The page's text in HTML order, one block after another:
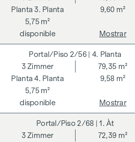
Advertimos que existe una estrecha
económica entre el agente y el
El agente actúa como doble
3. Planta
9,60 m²
5,75 m²
disponible Mostrar
2/56 | 4. Planta
4. Planta
3Zimmer
79,35 m²
9,58 m²
5,75 m²
disponible Mostrar
2/68 | 1. Àt
3Zimmer
72,39 m²